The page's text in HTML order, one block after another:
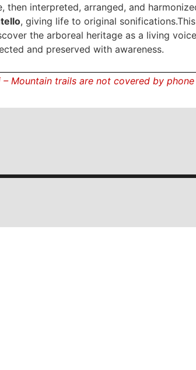
then interpreted, arranged, and
, giving life to original
the arboreal heritage as a living
and preserved with awareness.
Mountain trails are not covered by